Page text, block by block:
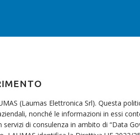
(Laumas Elettronica Srl). Questa
nonché le informazioni in essi
di consulenza in ambito di “Data